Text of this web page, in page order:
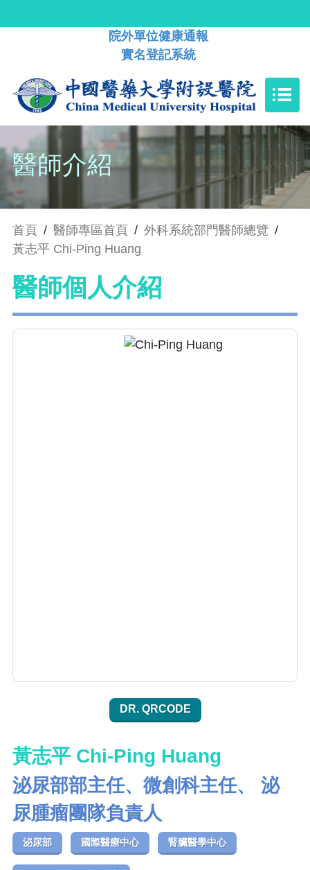
院外單位健康通報
實名登記系統
醫師介紹
首頁 / 醫師專區首頁 / 外科系統部門醫師總覽 /
黃志平 Chi-Ping Huang
醫師個人介紹
DR. QRCODE
黃志平 Chi-Ping Huang
泌尿部部主任、微創科主任、 泌
尿腫瘤團隊負責人
泌尿部 國際醫療中心 腎臟醫學中心